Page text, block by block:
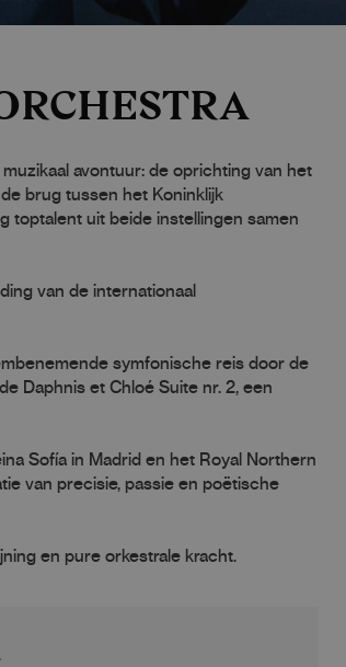
avontuur: de oprichting van het
brug tussen het Koninklijk
toptalent uit beide instellingen samen
van de internationaal
symfonische reis door de
Daphnis et Chloé Suite nr. 2, een
Sofía in Madrid en het Royal Northern
van precisie, passie en poëtische
en pure orkestrale kracht.